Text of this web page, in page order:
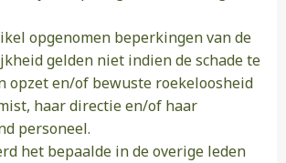
opgenomen beperkingen van de
gelden niet indien de schade te
opzet en/of bewuste roekeloosheid
haar directie en/of haar
personeel.
het bepaalde in de overige leden